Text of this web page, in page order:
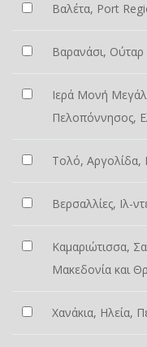
Βαλέτα, Port
Βαρανάσι, Ούταρ
Ιερά Μονή
Πελοπόννησος,
Τολό,
Βερσαλλίες, Ιλ-
Καμαριώτισσα,
Μακεδονία και
Χανάκια, Ηλεία,